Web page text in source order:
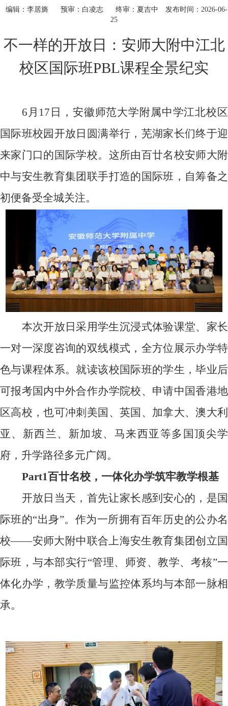
编辑：李居旖 预审：白凌志 终审：夏吉中
发布时间：2026-06-
25
不一样的开放日：安师大附中江北
校区国际班PBL课程全景纪实
6 月 17 日，安徽师范大学附属中学江北校区
国际班校园开放日圆满举行，芜湖家长们终于迎
来家门口的国际学校。这所由百廿名校安师大附
中与安生教育集团联手打造的国际班，自筹备之
初便备受全城关注。
本次开放日采用学生沉浸式体验课堂、家长
一对一深度咨询的双线模式，全方位展示办学特
色与课程体系。就读该校国际班的学生，毕业后
可报考国内中外合作办学院校、申请中国香港地
区高校，也可冲刺美国、英国、加拿大、澳大利
亚、新西兰、新加坡、马来西亚等多国顶尖学
府，升学路径多元广阔。
Part1百廿名校，一体化办学筑牢教学根基
开放日当天，首先让家长感到安心的，是国
际班的“出身”。作为一所拥有百年历史的公办名
校——安师大附中联合上海安生教育集团创立国
际班，与本部实行“管理、师资、教学、考核”一
体化办学，教学质量与监控体系均与本部一脉相
承。